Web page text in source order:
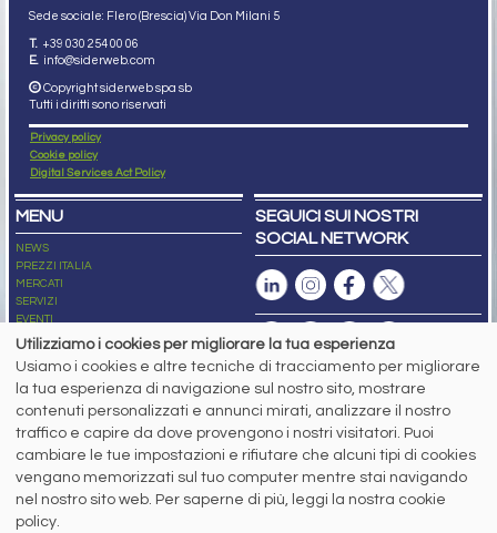
Sede sociale: Flero (Brescia) Via Don Milani 5
T. +39 030 254 00 06
E. info@siderweb.com
Copyright siderweb spa sb
Tutti i diritti sono riservati
Privacy policy
Cookie policy
Digital Services Act Policy
MENU
NEWS
PREZZI ITALIA
MERCATI
SERVIZI
EVENTI
ABBONAMENTI
NEWSLETTER
SEGUICI SUI NOSTRI
SOCIAL NETWORK
Capitale Sociale: 190.000€ interamente versato
Registro delle Imprese di Brescia
Codice Fiscale e Partita I.V.A.:IT03562320170
R.E.A. n. 419331
www.siderweb.com: Autorizzazione del Tribunale di Brescia n. 11/2004 del 17
marzo 2004, Iscrizione al R.O.C. n. 26116.
Direttrice Responsabile:
Utilizziamo i cookies per migliorare la tua esperienza
Usiamo i cookies e altre tecniche di tracciamento per migliorare
la tua esperienza di navigazione sul nostro sito, mostrare
contenuti personalizzati e annunci mirati, analizzare il nostro
traffico e capire da dove provengono i nostri visitatori. Puoi
cambiare le tue impostazioni e rifiutare che alcuni tipi di cookies
vengano memorizzati sul tuo computer mentre stai navigando
nel nostro sito web. Per saperne di più, leggi la nostra cookie
policy.